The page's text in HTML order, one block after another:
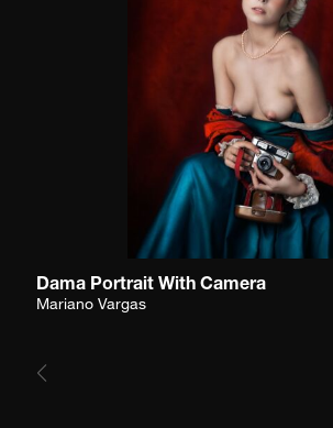
Dama Portrait With Camera
Mariano Vargas